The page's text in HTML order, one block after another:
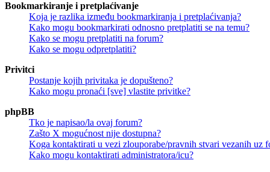
Bookmarkiranje i pretplaćivanje
Koja je razlika između bookmarkiranja i pretplaćivanja?
Kako mogu bookmarkirati odnosno pretplatiti se na temu?
Kako se mogu pretplatiti na forum?
Kako se mogu odpretplatiti?
Privitci
Postanje kojih privitaka je dopušteno?
Kako mogu pronaći [sve] vlastite privitke?
phpBB
Tko je napisao/la ovaj forum?
Zašto X mogućnost nije dostupna?
Koga kontaktirati u vezi zlouporabe/pravnih stvari vezanih uz
Kako mogu kontaktirati administratora/icu?